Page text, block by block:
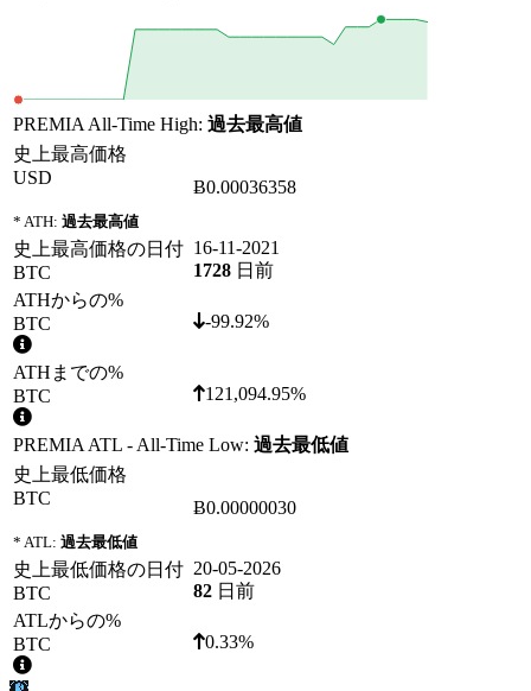
PREMIA All-Time High: 過去最高値
史上最高価格
USD
* ATH: 過去最高値
Ƀ0.00036358
史上最高価格の日付
BTC
16-11-2021
1728 日前
ATHからの%
BTC
-99.92%
ATHまでの%
BTC
121,094.95%
PREMIA ATL - All-Time Low: 過去最低値
史上最低価格
BTC
* ATL: 過去最低値
Ƀ0.00000030
史上最低価格の日付
BTC
20-05-2026
82 日前
ATLからの%
BTC
0.33%